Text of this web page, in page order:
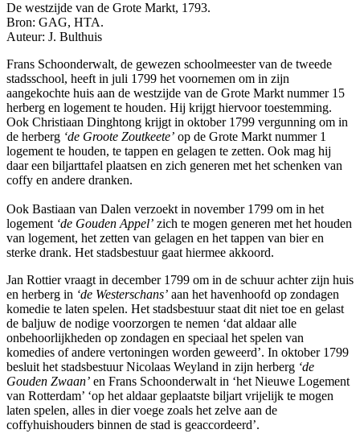
De westzijde van de Grote Markt, 1793.
Bron: GAG, HTA.
Auteur: J. Bulthuis
Frans Schoonderwalt, de gewezen schoolmeester van de tweede
stadsschool, heeft in juli 1799 het voornemen om in zijn
aangekochte huis aan de westzijde van de Grote Markt nummer 15
herberg en logement te houden. Hij krijgt hiervoor toestemming.
Ook Christiaan Dinghtong krijgt in oktober 1799 vergunning om in
de herberg ‘de Groote Zoutkeete’ op de Grote Markt nummer 1
logement te houden, te tappen en gelagen te zetten. Ook mag hij
daar een biljarttafel plaatsen en zich generen met het schenken van
coffy en andere dranken.
Ook Bastiaan van Dalen verzoekt in november 1799 om in het
logement ‘de Gouden Appel’ zich te mogen generen met het houden
van logement, het zetten van gelagen en het tappen van bier en
sterke drank. Het stadsbestuur gaat hiermee akkoord.
Jan Rottier vraagt in december 1799 om in de schuur achter zijn huis
en herberg in ‘de Westerschans’ aan het havenhoofd op zondagen
komedie te laten spelen. Het stadsbestuur staat dit niet toe en gelast
de baljuw de nodige voorzorgen te nemen ‘dat aldaar alle
onbehoorlijkheden op zondagen en speciaal het spelen van
komedies of andere vertoningen worden geweerd’. In oktober 1799
besluit het stadsbestuur Nicolaas Weyland in zijn herberg ‘de
Gouden Zwaan’ en Frans Schoonderwalt in ‘het Nieuwe Logement
van Rotterdam’ ‘op het aldaar geplaatste biljart vrijelijk te mogen
laten spelen, alles in dier voege zoals het zelve aan de
coffyhuishouders binnen de stad is geaccordeerd’.